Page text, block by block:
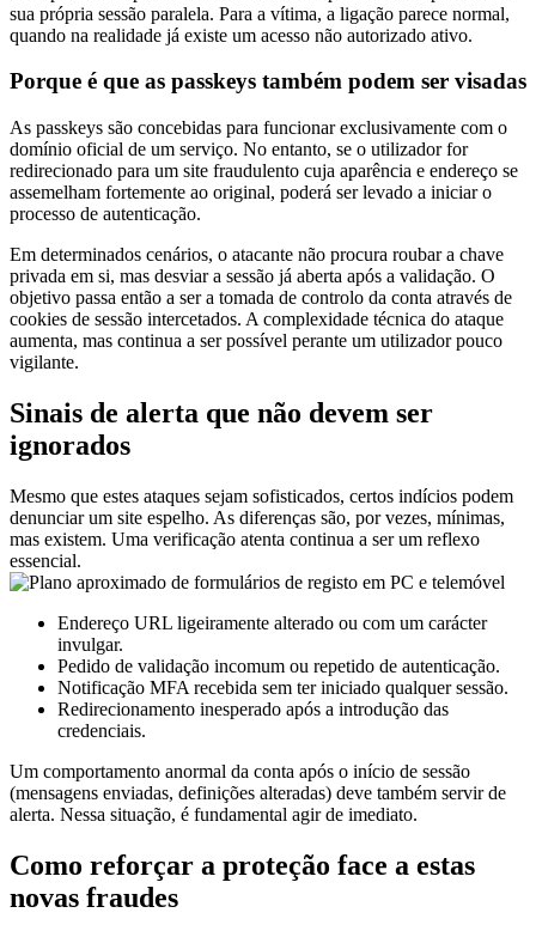
sua própria sessão paralela. Para a vítima, a ligação parece normal,
quando na realidade já existe um acesso não autorizado ativo.
Porque é que as passkeys também podem ser visadas
As passkeys são concebidas para funcionar exclusivamente com o
domínio oficial de um serviço. No entanto, se o utilizador for
redirecionado para um site fraudulento cuja aparência e endereço se
assemelham fortemente ao original, poderá ser levado a iniciar o
processo de autenticação.
Em determinados cenários, o atacante não procura roubar a chave
privada em si, mas desviar a sessão já aberta após a validação. O
objetivo passa então a ser a tomada de controlo da conta através de
cookies de sessão intercetados. A complexidade técnica do ataque
aumenta, mas continua a ser possível perante um utilizador pouco
vigilante.
Sinais de alerta que não devem ser
ignorados
Mesmo que estes ataques sejam sofisticados, certos indícios podem
denunciar um site espelho. As diferenças são, por vezes, mínimas,
mas existem. Uma verificação atenta continua a ser um reflexo
essencial.
Endereço URL ligeiramente alterado ou com um carácter
invulgar.
Pedido de validação incomum ou repetido de autenticação.
Notificação MFA recebida sem ter iniciado qualquer sessão.
Redirecionamento inesperado após a introdução das
credenciais.
Um comportamento anormal da conta após o início de sessão
(mensagens enviadas, definições alteradas) deve também servir de
alerta. Nessa situação, é fundamental agir de imediato.
Como reforçar a proteção face a estas
novas fraudes